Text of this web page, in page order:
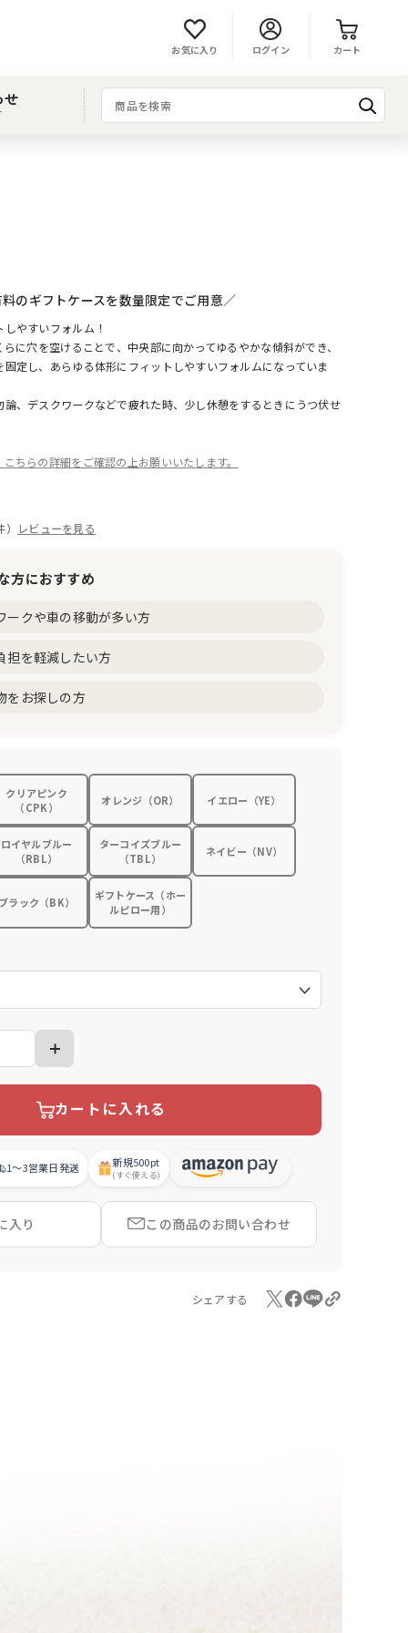
ログイン
お気に入り カート
のギフトケースを数量限定でご用意／
やすいフォルム！
に穴を空けることで、中央部に向かってゆるやかな傾斜ができ、
定し、あらゆる体形にフィットしやすいフォルムになっていま
、デスクワークなどで疲れた時、少し休憩をするときにうつ伏せ
ちらの詳細をご確認の上お願いいたします。
レビューを見る
方におすすめ
ークや車の移動が多い方
担を軽減したい方
をお探しの方
クリアピンク
（CPK）
オレンジ（OR） イエロー（YE）
ロイヤルブルー
（RBL）
ターコイズブルー
（TBL）
ネイビー（NV）
ラック（BK）
ギフトケース（ホー
ルピロー用）
カートに入れる
1〜3営業日発送 新規500pt
(すぐ使える)
入り この商品のお問い合わせ
シェアする